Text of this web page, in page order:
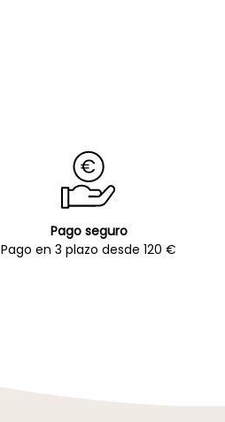
Pago seguro
Pago en 3 plazo desde 120 €